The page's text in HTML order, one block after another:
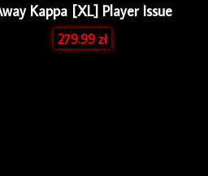
Kappa [XL] Player Issue
279.99zł